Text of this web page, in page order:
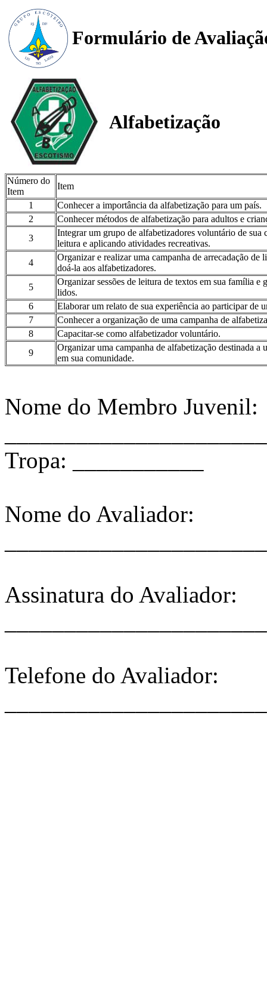
Formulário de
Alfabetização
Número do
Item
Item
1
Conhecer a importância da alfabetização para um país.
2
Conhecer métodos de alfabetização para adultos e
3
Integrar um grupo de alfabetizadores voluntário de sua
leitura e aplicando atividades recreativas.
4
Organizar e realizar uma campanha de arrecadação
doá-la aos alfabetizadores.
5
Organizar sessões de leitura de textos em sua família e
lidos.
6
Elaborar um relato de sua experiência ao participar de
7
Conhecer a organização de uma campanha de
8
Capacitar-se como alfabetizador voluntário.
9
Organizar uma campanha de alfabetização destinada a
em sua comunidade.
Nome do Membro Juvenil:
Tropa: ___________
Nome do Avaliador:
Assinatura do Avaliador:
Telefone do Avaliador: